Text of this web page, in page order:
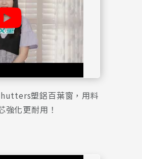
塑鋁百葉窗，用料
強化更耐用！